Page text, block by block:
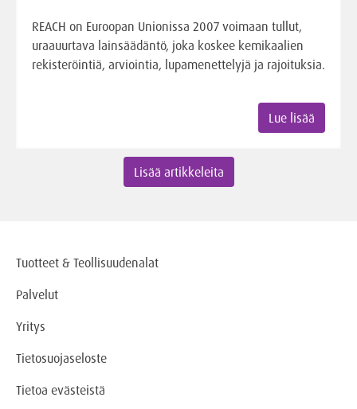
REACH on Euroopan Unionissa 2007 voimaan tullut,
uraauurtava lainsäädäntö, joka koskee kemikaalien
rekisteröintiä, arviointia, lupamenettelyjä ja rajoituksia.
Lue lisää
Lisää artikkeleita
Tuotteet & Teollisuudenalat
Palvelut
Yritys
Tietosuojaseloste
Tietoa evästeistä